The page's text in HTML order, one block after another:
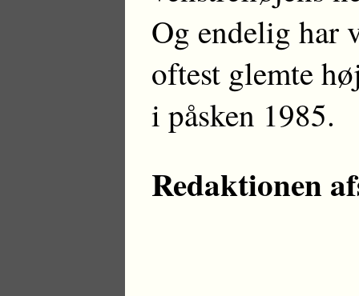
Og endelig har
oftest glemte
i påsken 1985.
Redaktionen